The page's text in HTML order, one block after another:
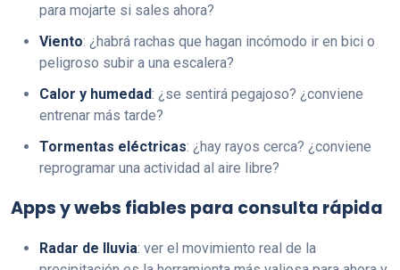
para mojarte si sales ahora?
Viento: ¿habrá rachas que hagan incómodo ir en bici o
peligroso subir a una escalera?
Calor y humedad: ¿se sentirá pegajoso? ¿conviene
entrenar más tarde?
Tormentas eléctricas: ¿hay rayos cerca? ¿conviene
reprogramar una actividad al aire libre?
Apps y webs fiables para consulta rápida
Radar de lluvia: ver el movimiento real de la